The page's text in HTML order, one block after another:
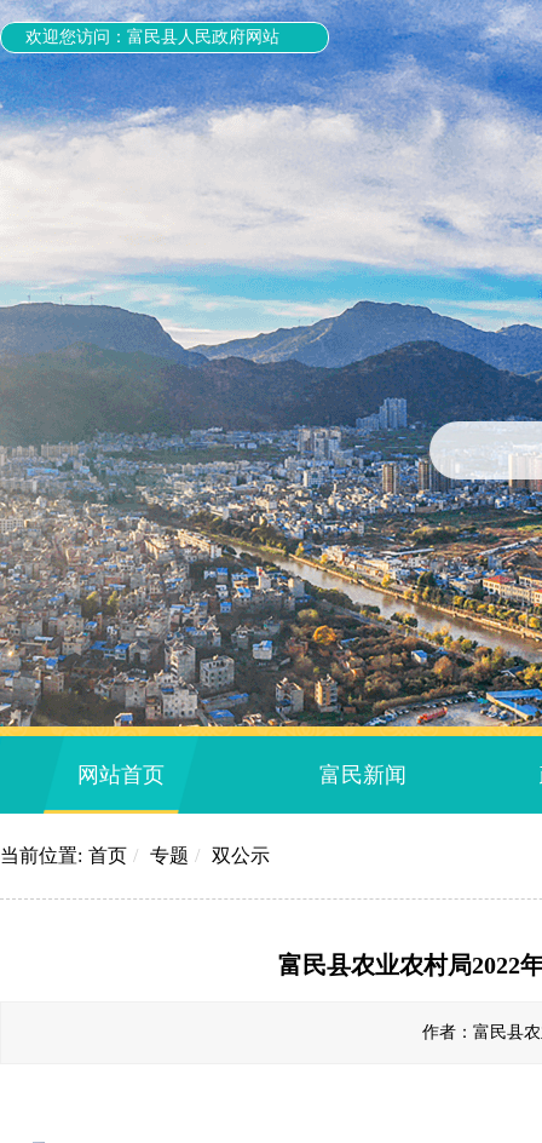
欢迎您访问：富民县人民政府网站
网站首页 富民新闻
当前位置: 首页 / 专题 / 双公示
富民县农业农村局2022
作者：富民县